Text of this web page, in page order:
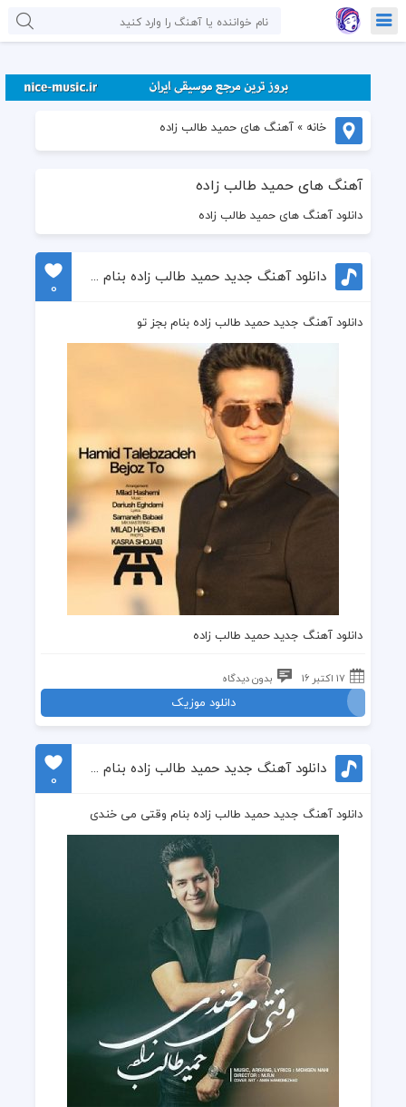
خانه »آهنگ های حمید طالب زاده
آهنگ های حمید طالب زاده
دانلود آهنگ های حمید طالب زاده
دانلود آهنگ جدید حمید طالب زاده بنام بجز تو
0
دانلود آهنگ جدید حمید طالب زاده بنام بجز تو
دانلود آهنگ جدید حمید طالب زاده
17 اکتبر 16 بدون دیدگاه
دانلود موزیک
دانلود آهنگ جدید حمید طالب زاده بنام وقتی می خندی
0
دانلود آهنگ جدید حمید طالب زاده بنام وقتی می خندی